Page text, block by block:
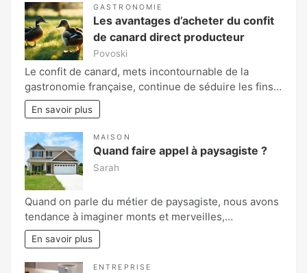
GASTRONOMIE
Les avantages d’acheter du confit
de canard direct producteur
Povoski
Le confit de canard, mets incontournable de la
gastronomie française, continue de séduire les fins…
En savoir plus
MAISON
Quand faire appel à paysagiste ?
Sarah
Quand on parle du métier de paysagiste, nous avons
tendance à imaginer monts et merveilles,…
En savoir plus
ENTREPRISE